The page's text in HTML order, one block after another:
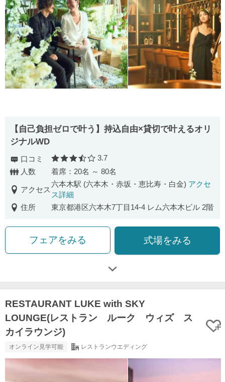
【自己負担ゼロで叶う】持込自由×貸切で叶えるオリ
ジナルWD
口コミ 口コミ評価
3.7
人数
着席：20名 ～ 80名
アクセス
六本木駅 (六本木・赤坂・恵比寿・白金) アクセ
ス詳細
住所
東京都港区六本木7丁目14-4 レム六本木ビル 2階
フェアをみる 式場をみる
RESTAURANT LUKE with SKY
LOUNGE(レストラン ルーク ウィズ ス
カイラウンジ)
オンライン見学可能 レストランウエディング